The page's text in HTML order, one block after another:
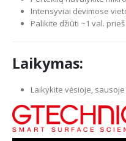
Intensyviai dėvimose
Palikite džiūti ~1 val.
Laikymas:
Laikykite vėsioje,